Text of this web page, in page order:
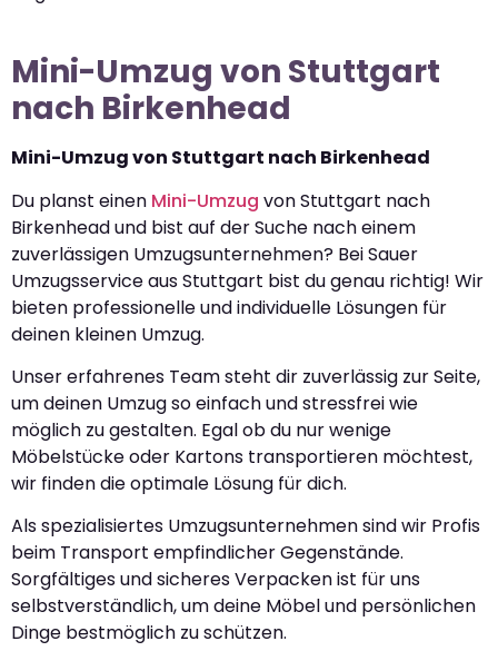
Mini-Umzug von Stuttgart
nach Birkenhead
Mini-Umzug von Stuttgart nach Birkenhead
Du planst einen Mini-Umzug von Stuttgart nach
Birkenhead und bist auf der Suche nach einem
zuverlässigen Umzugsunternehmen? Bei Sauer
Umzugsservice aus Stuttgart bist du genau richtig! Wir
bieten professionelle und individuelle Lösungen für
deinen kleinen Umzug.
Unser erfahrenes Team steht dir zuverlässig zur Seite,
um deinen Umzug so einfach und stressfrei wie
möglich zu gestalten. Egal ob du nur wenige
Möbelstücke oder Kartons transportieren möchtest,
wir finden die optimale Lösung für dich.
Als spezialisiertes Umzugsunternehmen sind wir Profis
beim Transport empfindlicher Gegenstände.
Sorgfältiges und sicheres Verpacken ist für uns
selbstverständlich, um deine Möbel und persönlichen
Dinge bestmöglich zu schützen.